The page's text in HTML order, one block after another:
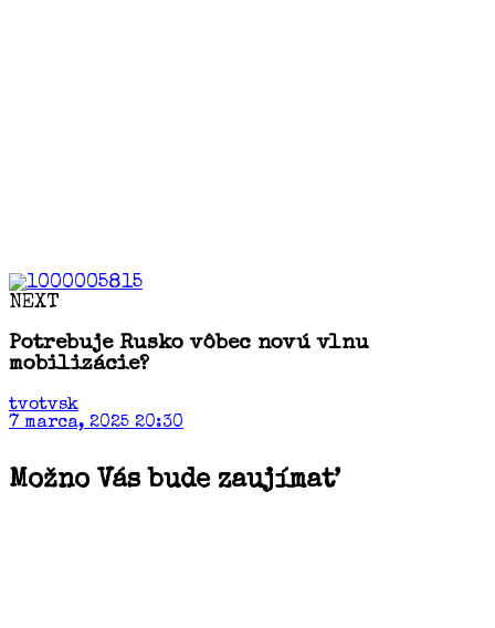
NEXT
Potrebuje Rusko vôbec novú vlnu
mobilizácie?
tvotvsk
7 marca, 2025 20:30
Možno Vás bude zaujímať